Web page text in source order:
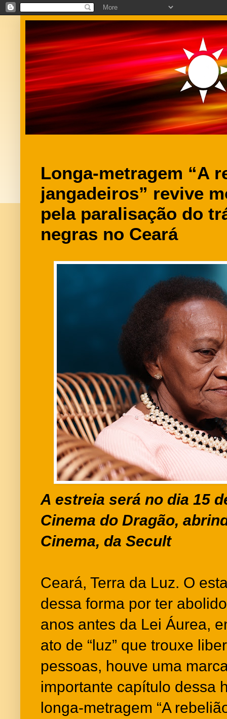
Longa-metragem “A
jangadeiros” revive
pela paralisação do
negras no Ceará
A estreia será no dia 15
Cinema do Dragão,
Cinema, da Secult
Ceará, Terra da Luz. O
dessa forma por ter
anos antes da Lei Áurea,
ato de “luz” que trouxe
pessoas, houve uma
importante capítulo dessa
longa-metragem “A